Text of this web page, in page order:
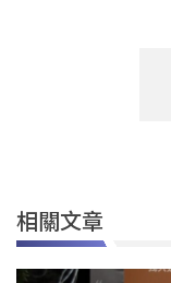
相關文章